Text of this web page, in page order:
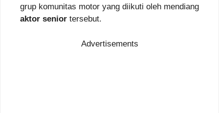
grup komunitas motor yang diikuti oleh mendiang
aktor senior tersebut.
Advertisements